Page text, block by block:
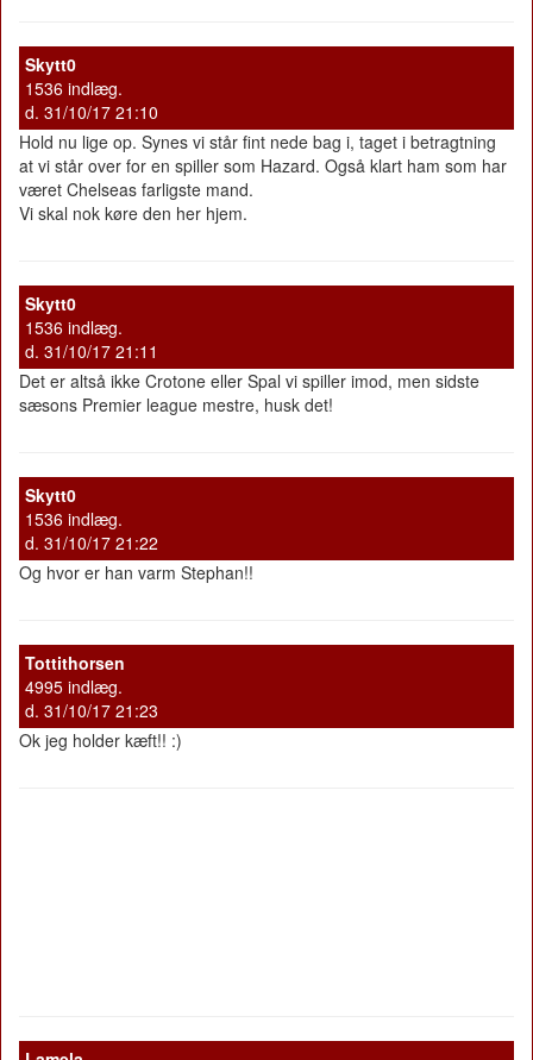
Skytt0
1536 indlæg.
d. 31/10/17 21:10
Hold nu lige op. Synes vi står fint nede bag i, taget i betragtning
at vi står over for en spiller som Hazard. Også klart ham som har
været Chelseas farligste mand.
Vi skal nok køre den her hjem.
Skytt0
1536 indlæg.
d. 31/10/17 21:11
Det er altså ikke Crotone eller Spal vi spiller imod, men sidste
sæsons Premier league mestre, husk det!
Skytt0
1536 indlæg.
d. 31/10/17 21:22
Og hvor er han varm Stephan!!
Tottithorsen
4995 indlæg.
d. 31/10/17 21:23
Ok jeg holder kæft!! :)